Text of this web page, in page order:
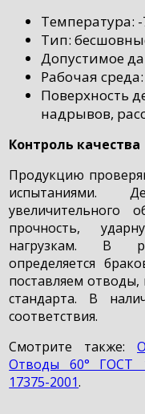
Температура:
Тип:
Допустимое
Рабочая
Поверхность
надрывов,
Контроль качества
Продукцию
испытаниями.
увеличительного
прочность,
нагрузкам. В
определяется
поставляем
стандарта. В
соответствия.
Смотрите также:
Отводы 60° ГОСТ
17375-2001.